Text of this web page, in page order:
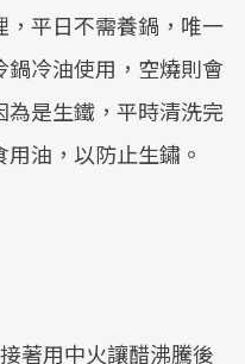
，平日不需養鍋，唯一
冷油使用，空燒則會
是生鐵，平時清洗完
油，以防止生鏽。
著用中火讓醋沸騰後